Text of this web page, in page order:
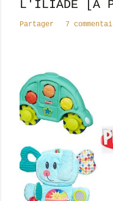
i
L'ILIADE [À
Partager 7